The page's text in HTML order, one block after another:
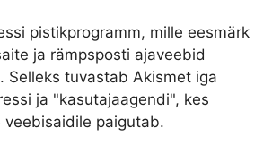
pistikprogramm, mille eesmärk
ja rämpsposti ajaveebid
Selleks tuvastab Akismet iga
ja "kasutajaagendi", kes
veebisaidile paigutab.